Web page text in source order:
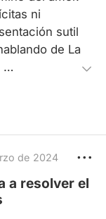
ni
sutil
de La
de los
lo que
de 2024
a resolver el